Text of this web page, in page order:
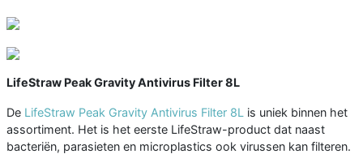
LifeStraw Peak Gravity Antivirus Filter 8L
De LifeStraw Peak Gravity Antivirus Filter 8L is uniek binnen het
assortiment. Het is het eerste LifeStraw-product dat naast
bacteriën, parasieten en microplastics ook virussen kan filteren.